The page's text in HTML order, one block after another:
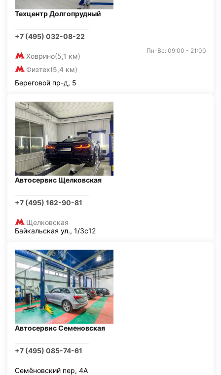
Техцентр Долгопрудный
+7 (495) 032-08-22
Ховрино(5,1 км)
Физтех(5,4 км)
Пн-Вс: 09:00 - 21:00
Береговой пр-д, 5
Автосервис Щелковская
+7 (495) 162-90-81
Щелковская
Байкальская ул., 1/3с12
Автосервис Семеновская
+7 (495) 085-74-61
Семёновский пер, 4А